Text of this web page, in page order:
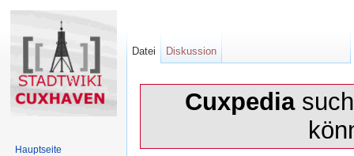
Cuxpedia
Datei Diskussion
Hauptseite